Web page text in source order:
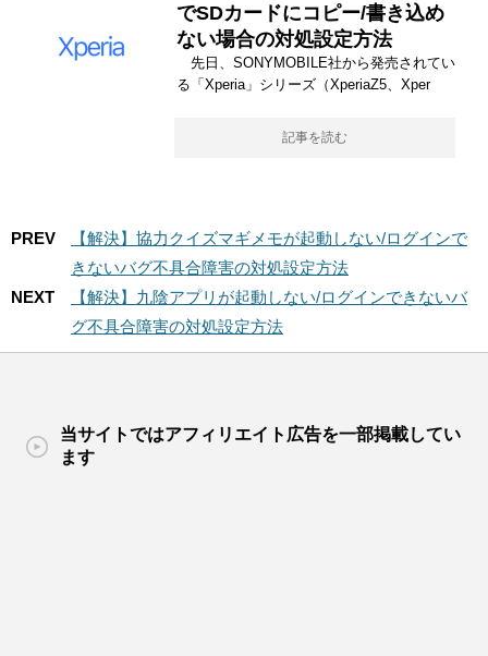
でSDカードにコピー/書き込め
ない場合の対処設定方法
先日、SONYMOBILE社から発売されてい
る「Xperia」シリーズ（XperiaZ5、Xper
記事を読む
PREV
【解決】協力クイズマギメモが起動しない/ログインで
きないバグ不具合障害の対処設定方法
NEXT
【解決】九陰アプリが起動しない/ログインできないバ
グ不具合障害の対処設定方法
当サイトではアフィリエイト広告を一部掲載してい
ます